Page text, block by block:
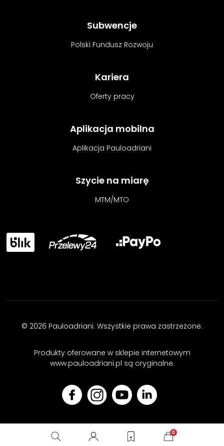
Subwencje
Polski Fundusz Rozwoju
Kariera
Oferty pracy
Aplikacja mobilna
Aplikacja Pauloadriani
Szycie na miarę
MTM/MTO
© 2026 Pauloadriani. Wszystkie prawa zastrzeżone.
Produkty oferowane w sklepie internetowym
www.pauloadriani.pl są oryginalne.
0